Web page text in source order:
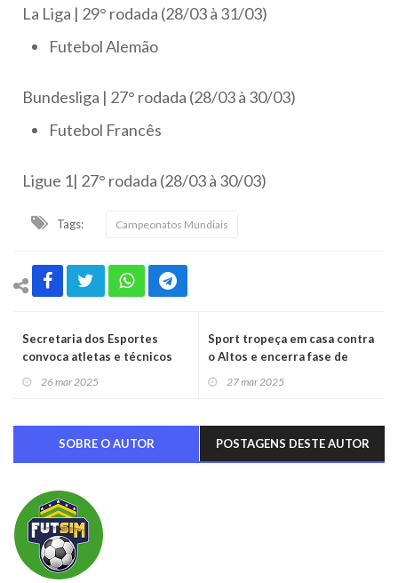
La Liga | 29° rodada (28/03 à 31/03)
Futebol Alemão
Bundesliga | 27° rodada (28/03 à 30/03)
Futebol Francês
Ligue 1| 27° rodada (28/03 à 30/03)
Tags: Campeonatos Mundiais
Secretaria dos Esportes
convoca atletas e técnicos
Atleta Piauí 2025
26 mar 2025
Sport tropeça em casa contra
o Altos e encerra fase de
27 mar 2025
SOBRE O AUTOR POSTAGENS DESTE AUTOR